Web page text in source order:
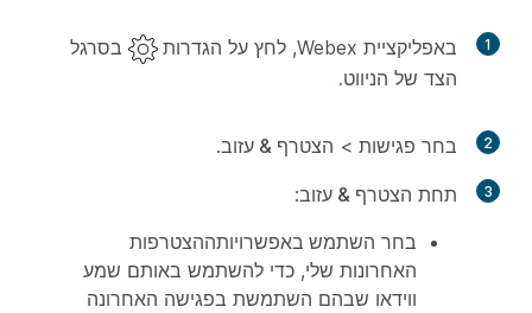
1 באפליקציית Webex, לחץ על הגדרות
בסרגל
הצד של הניווט.
2 בחר פגישות > הצטרף & עזוב.
3 תחת הצטרף & עזוב:
בחר השתמש באפשרויותההצטרפות
האחרונות שלי, כדי להשתמש באותם שמע
ווידאו שבהם השתמשת בפגישה האחרונה